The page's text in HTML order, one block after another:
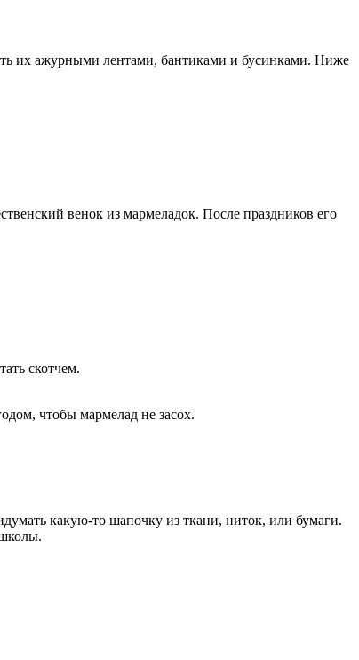
их ажурными лентами, бантиками и бусинками. Ниже
венок из мармеладок. После праздников его
скотчем.
чтобы мармелад не засох.
какую-то шапочку из ткани, ниток, или бумаги.